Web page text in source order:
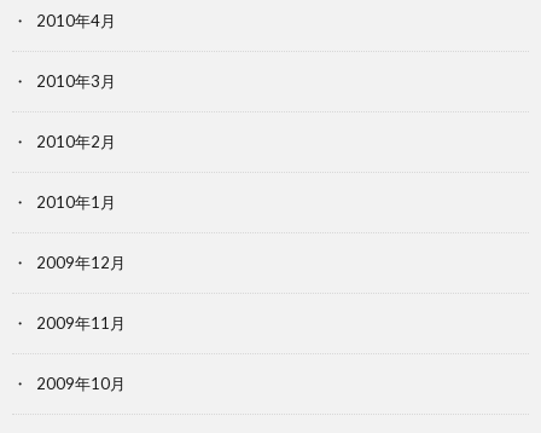
2010年4月
2010年3月
2010年2月
2010年1月
2009年12月
2009年11月
2009年10月